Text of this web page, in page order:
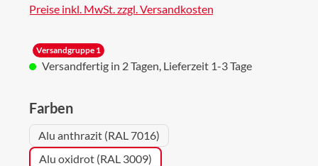
Preise inkl. MwSt. zzgl. Versandkosten
Versandgruppe 1
Versandfertig in 2 Tagen, Lieferzeit 1-3 Tage
Farbenauswählen
Alu anthrazit (RAL 7016)
Alu oxidrot (RAL 3009)